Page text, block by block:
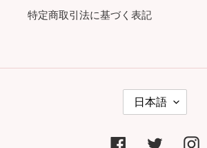
特定商取引法に基づく表記
日本語
FacebookTwitter